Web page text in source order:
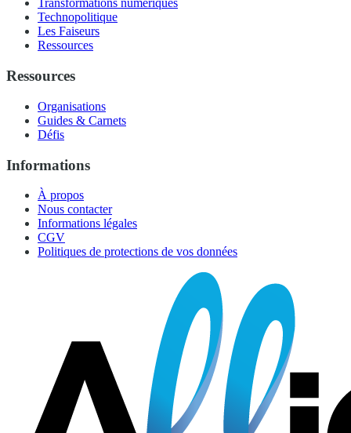
Transformations numériques
Technopolitique
Les Faiseurs
Ressources
Ressources
Organisations
Guides & Carnets
Défis
Informations
À propos
Nous contacter
Informations légales
CGV
Politiques de protections de vos données